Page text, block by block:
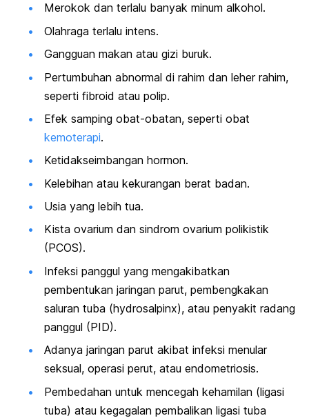
Merokok dan terlalu banyak minum alkohol.
Olahraga terlalu intens.
Gangguan makan atau gizi buruk.
Pertumbuhan abnormal di rahim dan leher rahim,
seperti fibroid atau polip.
Efek samping obat-obatan, seperti obat
kemoterapi.
Ketidakseimbangan hormon.
Kelebihan atau kekurangan berat badan.
Usia yang lebih tua.
Kista ovarium dan sindrom ovarium polikistik
(PCOS).
Infeksi panggul yang mengakibatkan
pembentukan jaringan parut, pembengkakan
saluran tuba (hydrosalpinx), atau penyakit radang
panggul (PID).
Adanya jaringan parut akibat infeksi menular
seksual, operasi perut, atau endometriosis.
Pembedahan untuk mencegah kehamilan (ligasi
tuba) atau kegagalan pembalikan ligasi tuba